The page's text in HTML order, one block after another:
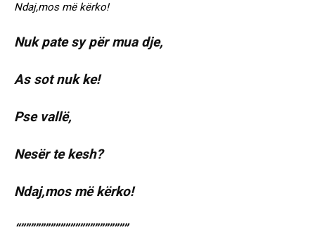
Ndaj,mos më kërko!
Nuk pate sy për mua dje,
As sot nuk ke!
Pse vallë,
Nesër te kesh?
Ndaj,mos më kërko!
“””””””””””””””””””””””